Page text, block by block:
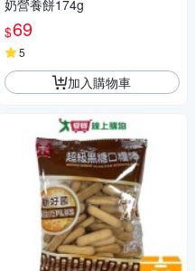
奶營養餅174g
$69
5
加入購物車